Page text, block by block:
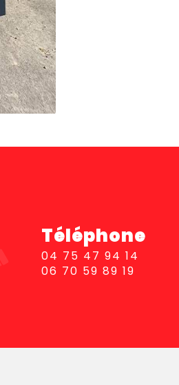
Téléphone
04 75 47 94 14
06 70 59 89 19